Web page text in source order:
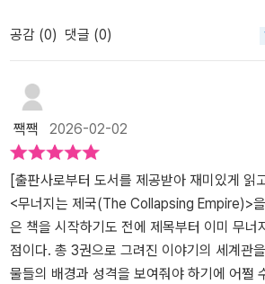
제국에서 가장 홀대받은 행성 엔드의 하급 귀
아들이자 플로우 물리학자. 플로우에 대한 비
그레이랜드를 만났다가 사랑에 빠지게 된다. ★ 나다쉬 노하마페탄
상호의존성단 제국 황제를 제외하고 가장 큰
지닌 노하마페탄 가문의 둘째 딸. 명석한 두뇌
국을 지배하려는 야망으로 여러 차례 쿠데타
다. ★ 그레니 노하마페탄 나다쉬의 남동생. 나다쉬만큼의 야심을 가
지고 있으나 그에 미치지는 못한다. 나다쉬의
점령하고 황제의 군대가 입성하는 것을 막고 있다. ★ 제이미
어몬트 엔드 행성의 귀족이자 마르스의 아버
지원으로 진행한 플로우 연구를 아들에게 물려준다. ★ 프
그레이랜드 황제를 배출한 우 가문의 방위 부
서 플로우를 연구하던 클레어몬트 백작은 충
곧 플로우가 붕괴될 것이라는 예측이다. 그는
리기 위해 아들 마르스를 수도 허브로 보낸다
방해와 음모를 뚫고 황제에게 진실을 전할 수
우 붕괴에 대처하는 다양한 인물과 세력이 등
망할 수도 있는 위기 앞에서도 각자의 이익을
라하게 그려진다. 가문의 생존과 권력을 위해
하마페탄 가문, 혼란을 막기 위해 과거의 플
대 황제, 사람의 목숨보다 제국의 안위를 앞
는 집행위원회 등 소설 속 이야기이지만, 현실
리게 만드는 장면들이 많아 씁쓸함을 남긴다.
인간의 욕망과 선택은 SF라는 장르를 넘어
공감 (0) 댓글 (0)
짹짹 2026-02-02
[출판사로부터 도서를 제공받아 재미있게 읽
<무너지는 제국(The Collapsing Empire)>
은 책을 시작하기도 전에 제목부터 이미 무너
점이다. 총 3권으로 그려진 이야기의 세계관
물들의 배경과 성격을 보여줘야 하기에 어쩔